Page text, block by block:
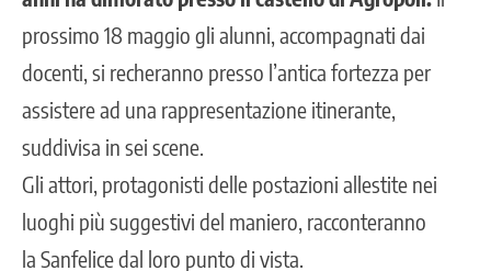
prossimo 18 maggio gli alunni, accompagnati dai
docenti, si recheranno presso l’antica fortezza per
assistere ad una rappresentazione itinerante,
suddivisa in sei scene.
Gli attori, protagonisti delle postazioni allestite nei
luoghi più suggestivi del maniero, racconteranno
la Sanfelice dal loro punto di vista.